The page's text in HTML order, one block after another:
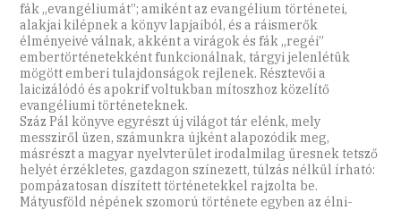
fák „evangéliumát”; amiként az evangélium történetei,
alakjai kilépnek a könyv lapjaiból, és a ráismerők
élményeivé válnak, akként a virágok és fák „regéi”
embertörténetekként funkcionálnak, tárgyi jelenlétük
mögött emberi tulajdonságok rejlenek. Résztevői a
laicizálódó és apokrif voltukban mítoszhoz közelítő
evangéliumi történeteknek.
Száz Pál könyve egyrészt új világot tár elénk, mely
messziről üzen, számunkra újként alapozódik meg,
másrészt a magyar nyelvterület irodalmilag üresnek tetsző
helyét érzékletes, gazdagon színezett, túlzás nélkül írható:
pompázatosan díszített történetekkel rajzolta be.
Mátyusföld népének szomorú története egyben az élni-